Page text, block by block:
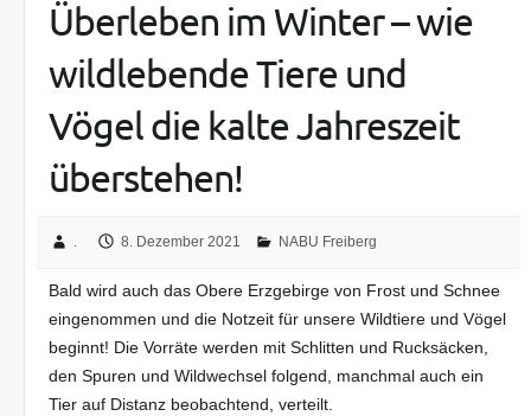
Überleben im Winter – wie
wildlebende Tiere und
Vögel die kalte Jahreszeit
überstehen!
. 8. Dezember 2021 NABU Freiberg
Bald wird auch das Obere Erzgebirge von Frost und Schnee
eingenommen und die Notzeit für unsere Wildtiere und Vögel
beginnt! Die Vorräte werden mit Schlitten und Rucksäcken,
den Spuren und Wildwechsel folgend, manchmal auch ein
Tier auf Distanz beobachtend, verteilt.